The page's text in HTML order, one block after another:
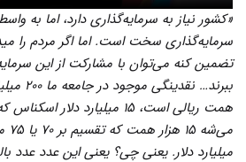
«کشور نیاز به سرمایه‌گذاری دارد، اما به
سرمایه‌گذاری سخت است. اما اگر مردم را
تضمین کنه می‌توان با مشارکت از این
همت ریالی است، ۱۵ میلیارد
میلیارد دلار. یعنی چی؟ یعنی این عدد عدد